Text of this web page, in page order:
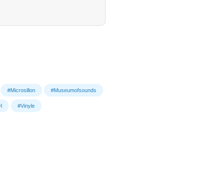
#Microsillon #Museumofsounds
#Vinyle